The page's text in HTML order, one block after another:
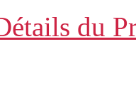
du